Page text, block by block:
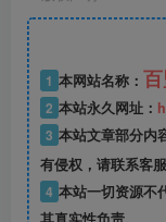
1 本网站名称：
2 本站永久网址：
3 本站文章部分内
有侵权，请联系客
4 本站一切资源不